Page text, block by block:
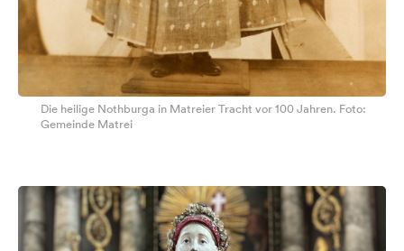
Die heilige Nothburga in Matreier Tracht vor 100 Jahren. Foto:
Gemeinde Matrei